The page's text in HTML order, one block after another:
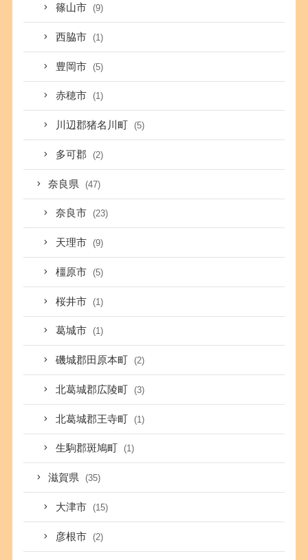
篠山市 (9)
西脇市 (1)
豊岡市 (5)
赤穂市 (1)
川辺郡猪名川町 (5)
多可郡 (2)
奈良県 (47)
奈良市 (23)
天理市 (9)
橿原市 (5)
桜井市 (1)
葛城市 (1)
磯城郡田原本町 (2)
北葛城郡広陵町 (3)
北葛城郡王寺町 (1)
生駒郡斑鳩町 (1)
滋賀県 (35)
大津市 (15)
彦根市 (2)